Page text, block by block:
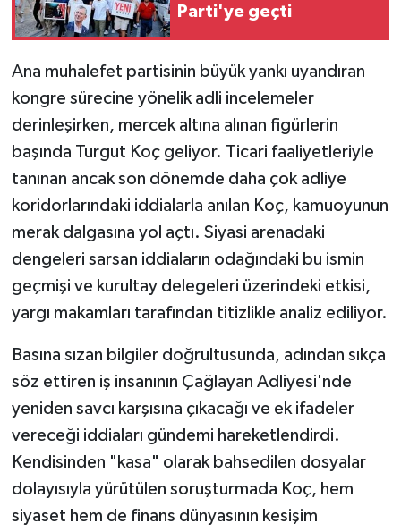
Parti'ye geçti
Ana muhalefet partisinin büyük yankı uyandıran
kongre sürecine yönelik adli incelemeler
derinleşirken, mercek altına alınan figürlerin
başında Turgut Koç geliyor. Ticari faaliyetleriyle
tanınan ancak son dönemde daha çok adliye
koridorlarındaki iddialarla anılan Koç, kamuoyunun
merak dalgasına yol açtı. Siyasi arenadaki
dengeleri sarsan iddiaların odağındaki bu ismin
geçmişi ve kurultay delegeleri üzerindeki etkisi,
yargı makamları tarafından titizlikle analiz ediliyor.
Basına sızan bilgiler doğrultusunda, adından sıkça
söz ettiren iş insanının Çağlayan Adliyesi'nde
yeniden savcı karşısına çıkacağı ve ek ifadeler
vereceği iddiaları gündemi hareketlendirdi.
Kendisinden "kasa" olarak bahsedilen dosyalar
dolayısıyla yürütülen soruşturmada Koç, hem
siyaset hem de finans dünyasının kesişim